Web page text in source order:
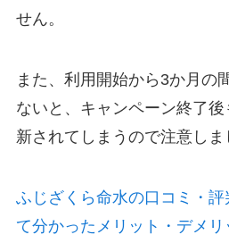
せん。
また、利用開始から3か月の
ないと、キャンペーン終了
新されてしまうので注意しま
ふじざくら命水の口コミ・
て分かったメリット・デメリ